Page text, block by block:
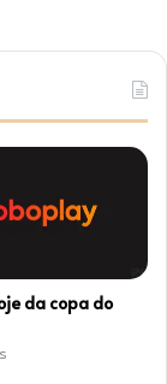
da copa do